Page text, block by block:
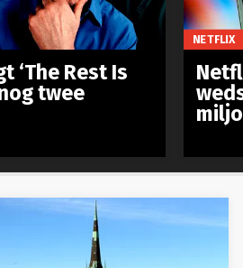
‘The Rest Is
twee
NETFLIX